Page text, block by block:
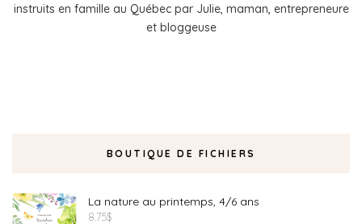
instruits en famille au Québec par Julie, maman, entrepreneure
et bloggeuse
BOUTIQUE DE FICHIERS
La nature au printemps, 4/6 ans
8.75$